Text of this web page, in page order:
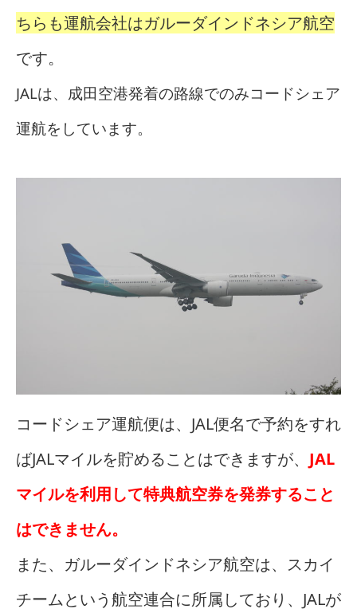
ちらも運航会社はガルーダインドネシア航空
です。
JALは、成田空港発着の路線でのみコードシェア
運航をしています。
コードシェア運航便は、JAL便名で予約をすれ
ばJALマイルを貯めることはできますが、 JAL
マイルを利用して特典航空券を発券すること
はできません。
また、ガルーダインドネシア航空は、スカイ
チームという航空連合に所属しており、JALが